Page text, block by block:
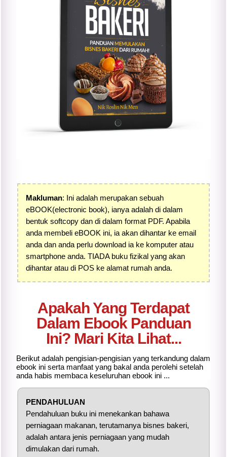
Makluman: Ini adalah merupakan sebuah
eBOOK(electronic book), ianya adalah di dalam
bentuk softcopy dan di dalam format PDF. Apabila
anda membeli eBOOK ini, ia akan dihantar ke email
anda dan anda perlu download ia ke komputer atau
smartphone anda. TIADA buku fizikal yang akan
dihantar atau di POS ke alamat rumah anda.
Apakah Yang Terdapat
Dalam Ebook Panduan
Ini? Mari Kita Lihat...
Berikut adalah pengisian-pengisian yang terkandung dalam
ebook ini serta manfaat yang bakal anda perolehi setelah
anda habis membaca keseluruhan ebook ini ...
PENDAHULUAN
Pendahuluan buku ini menekankan bahawa
perniagaan makanan, terutamanya bisnes bakeri,
adalah antara jenis perniagaan yang mudah
dimulakan dari rumah.